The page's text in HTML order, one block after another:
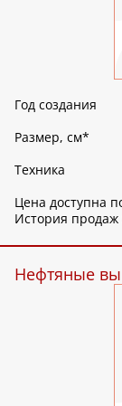
Год создания
Размер, см*
Техника
Цена доступна
История продаж
Нефтяные